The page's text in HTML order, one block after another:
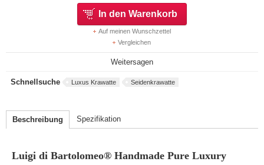
In den Warenkorb
Auf meinen Wunschzettel
Vergleichen
Weitersagen
Schnellsuche Luxus Krawatte Seidenkrawatte
Beschreibung Spezifikation
Luigi di Bartolomeo® Handmade Pure Luxury